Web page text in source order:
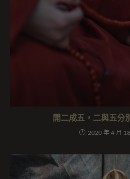
開二成五，二與五分
2020 年 4 月 18